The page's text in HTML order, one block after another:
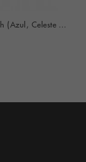
Bóxer Calvin Klein -3 Pack- Icon Cotton Stretch (Azul, Celeste Y Fantasía)